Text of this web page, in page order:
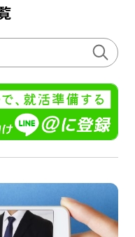
部
徹底調査！
ポ 全て見る
た？OBOG成功談
全て見る
返ってみた
全て見る
ンタツアー